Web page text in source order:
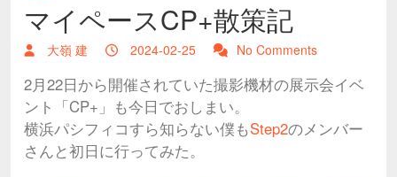
マイペースCP+散策記
大嶺 建 2024-02-25 No Comments
2月22日から開催されていた撮影機材の展示会イベ
ント「CP+」も今日でおしまい。
横浜パシフィコすら知らない僕もStep2のメンバー
さんと初日に行ってみた。